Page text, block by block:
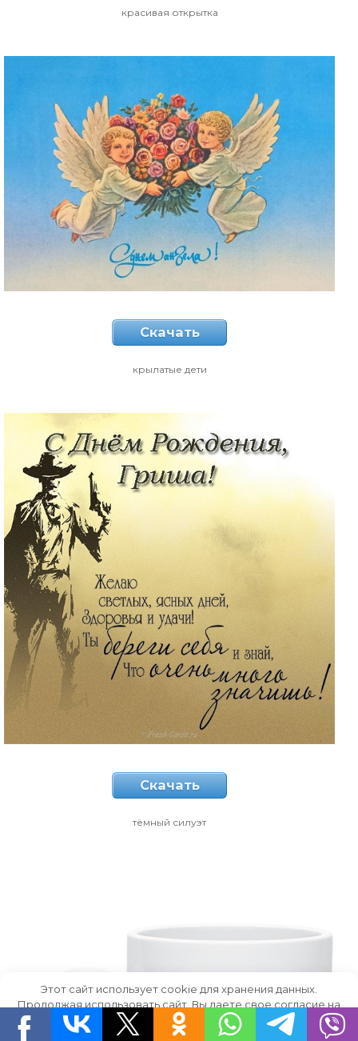
красивая открытка
Скачать
крылатые дети
Скачать
тёмный силуэт
Этот сайт использует cookie для хранения данных.
Продолжая использовать сайт, Вы даете свое согласие на
работу с этими файлами.